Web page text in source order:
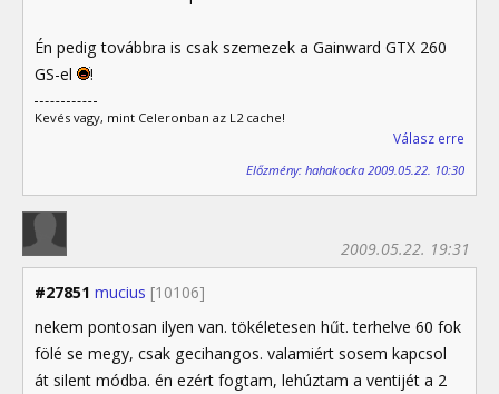
Én pedig továbbra is csak szemezek a Gainward GTX 260
GS-el
!
Kevés vagy, mint Celeronban az L2 cache!
Válasz erre
Előzmény: hahakocka 2009.05.22. 10:30
#27851 mucius [10106]
2009.05.22. 19:31
nekem pontosan ilyen van. tökéletesen hűt. terhelve 60 fok
fölé se megy, csak gecihangos. valamiért sosem kapcsol
át silent módba. én ezért fogtam, lehúztam a ventijét a 2